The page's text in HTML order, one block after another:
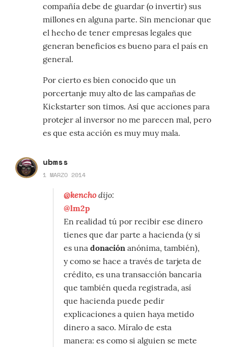
compañía debe de guardar (o invertir) sus
millones en alguna parte. Sin mencionar que
el hecho de tener empresas legales que
generan beneficios es bueno para el país en
general.
Por cierto es bien conocido que un
porcertanje muy alto de las campañas de
Kickstarter son timos. Así que acciones para
protejer al inversor no me parecen mal, pero
es que esta acción es muy muy mala.
ubmss
1 MARZO 2014
@kenchodijo:
@lm2p
En realidad tú por recibir ese dinero
tienes que dar parte a hacienda (y si
es una donación anónima, también),
y como se hace a través de tarjeta de
crédito, es una transacción bancaria
que también queda registrada, así
que hacienda puede pedir
explicaciones a quien haya metido
dinero a saco. Míralo de esta
manera: es como si alguien se mete